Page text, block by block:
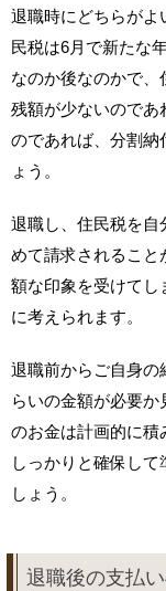
退職時にどちらがよ
民税は6月で新たな
なのか後なのかで、
残額が少ないのであ
のであれば、分割納
ょう。
退職し、住民税を自
めて請求されること
額な印象を受けてし
に考えられます。
退職前からご自身の
らいの金額が必要
のお金は計画的に積
しっかりと確保し
しょう。
退職後の支払